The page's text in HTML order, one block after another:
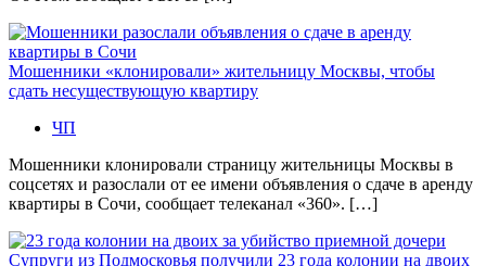
Мошенники «клонировали» жительницу Москвы, чтобы
сдать несуществующую квартиру
ЧП
Мошенники клонировали страницу жительницы Москвы в
соцсетях и разослали от ее имени объявления о сдаче в аренду
квартиры в Сочи, сообщает телеканал «360». […]
Супруги из Подмосковья получили 23 года колонии на двоих